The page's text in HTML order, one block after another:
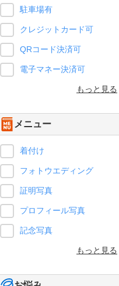
駐車場有
クレジットカード可
QRコード決済可
電子マネー決済可
もっと見る
メニュー
着付け
フォトウエディング
証明写真
プロフィール写真
記念写真
もっと見る